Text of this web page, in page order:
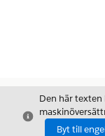
Stäng
Den här texten
Byt till